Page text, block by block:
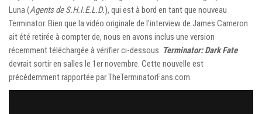
Luna (Agents de S.H.I.E.L.D.), qui est à bord en tant que nouveau
Terminator. Bien que la vidéo originale de l'interview de James Cameron
ait été retirée à compter de, nous en avons inclus une version
récemment téléchargée à vérifier ci-dessous. Terminator: Dark Fate
devrait sortir en salles le 1er novembre. Cette nouvelle est
précédemment rapportée par TheTerminatorFans.com.